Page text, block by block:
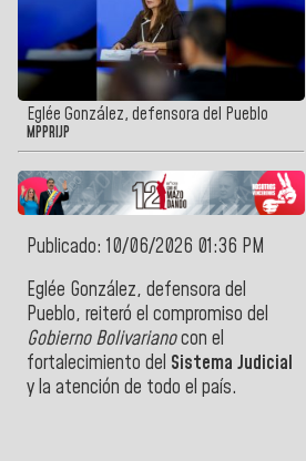
Eglée González, defensora del Pueblo
MPPRIJP
Publicado: 10/06/2026 01:36 PM
Eglée González, defensora del
Pueblo, reiteró el compromiso del
Gobierno Bolivarianocon el
fortalecimiento del Sistema Judicial
y la atención de todo el país.